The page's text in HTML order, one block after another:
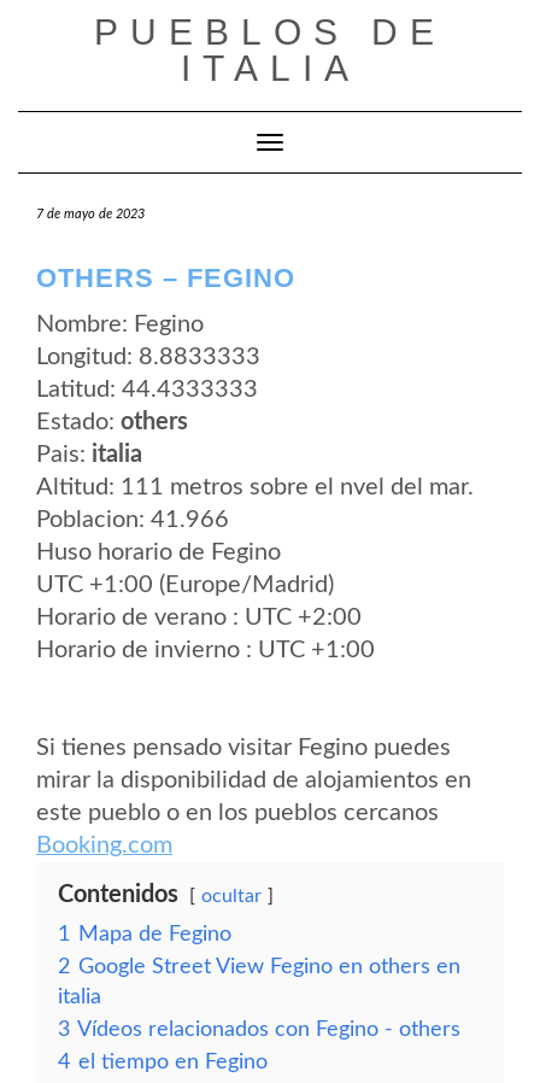
PUEBLOS DE
ITALIA
Cambiar modo de navegación
7 de mayo de 2023
OTHERS – FEGINO
Nombre: Fegino
Longitud: 8.8833333
Latitud: 44.4333333
Estado: others
Pais: italia
Altitud: 111 metros sobre el nvel del mar.
Poblacion: 41.966
Huso horario de Fegino
UTC +1:00 (Europe/Madrid)
Horario de verano : UTC +2:00
Horario de invierno : UTC +1:00
Si tienes pensado visitar Fegino puedes
mirar la disponibilidad de alojamientos en
este pueblo o en los pueblos cercanos
Booking.com
Contenidos ocultar
1
Mapa de Fegino
2 Google Street View Fegino en others en
italia
3 Vídeos relacionados con Fegino - others
4 el tiempo en Fegino